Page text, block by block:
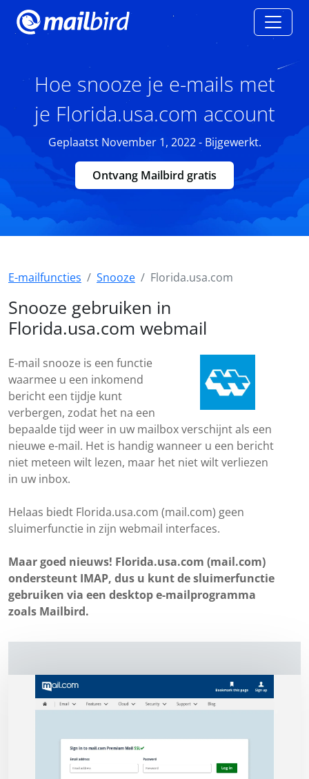
Hoe snooze je e-mails met
je Florida.usa.com account
Geplaatst November 1, 2022 - Bijgewerkt.
Ontvang Mailbird gratis
E-mailfuncties Snooze Florida.usa.com
Snooze gebruiken in
Florida.usa.com webmail
E-mail snooze is een functie
waarmee u een inkomend
bericht een tijdje kunt
verbergen, zodat het na een
bepaalde tijd weer in uw mailbox verschijnt als een
nieuwe e-mail. Het is handig wanneer u een bericht
niet meteen wilt lezen, maar het niet wilt verliezen
in uw inbox.
Helaas biedt Florida.usa.com (mail.com) geen
sluimerfunctie in zijn webmail interfaces.
Maar goed nieuws! Florida.usa.com (mail.com)
ondersteunt IMAP, dus u kunt de sluimerfunctie
gebruiken via een desktop e-mailprogramma
zoals Mailbird.